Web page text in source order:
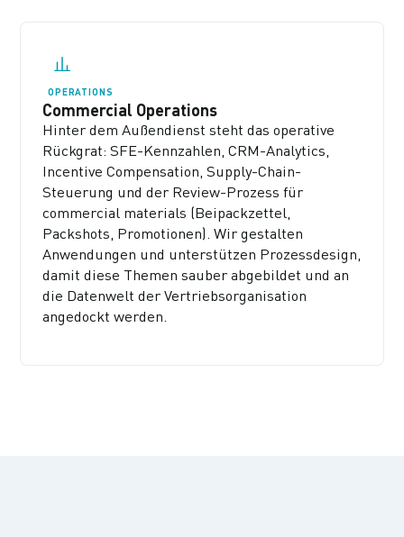
OPERATIONS
Commercial Operations
Hinter dem Außendienst steht das operative
Rückgrat: SFE-Kennzahlen, CRM-Analytics,
Incentive Compensation, Supply-Chain-
Steuerung und der Review-Prozess für
commercial materials (Beipackzettel,
Packshots, Promotionen). Wir gestalten
Anwendungen und unterstützen Prozessdesign,
damit diese Themen sauber abgebildet und an
die Datenwelt der Vertriebsorganisation
angedockt werden.